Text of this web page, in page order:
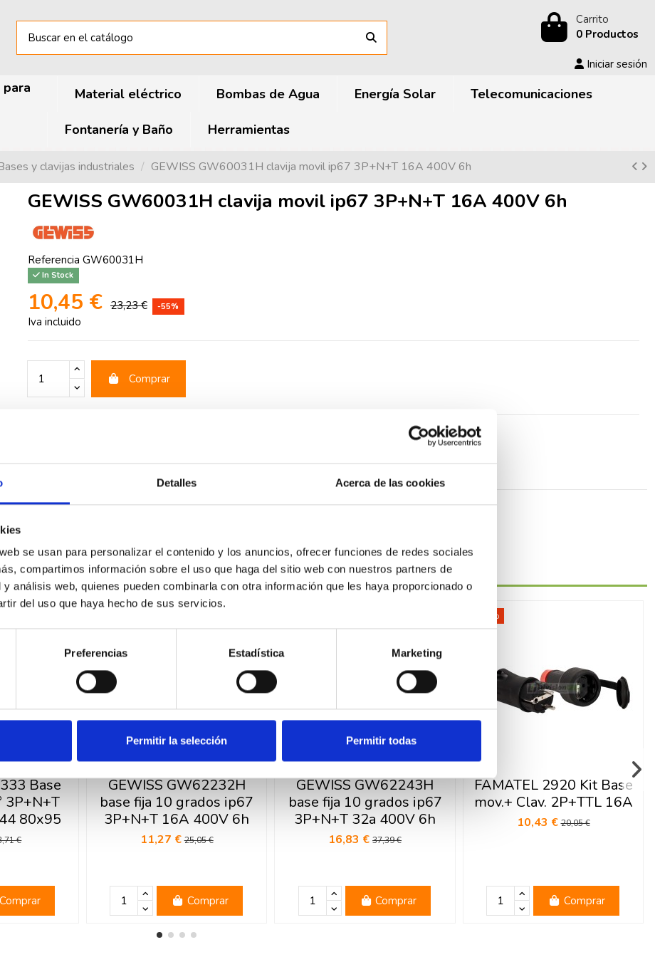
Detalles Acerca de las cookies
se usan para personalizar el contenido y los anuncios, ofrecer funciones de redes sociales
compartimos información sobre el uso que haga del sitio web con nuestros partners de
análisis web, quienes pueden combinarla con otra información que les haya proporcionado o
del uso que haya hecho de sus servicios.
Preferencias Estadística Marketing
Permitir la selección Permitir todas
Carrito
0 Productos
Iniciar sesión
para Material eléctrico Bombas de Agua Energía Solar Telecomunicaciones
Fontanería y Baño Herramientas
y clavijas industriales GEWISS GW60031H clavija movil ip67 3P+N+T 16A 400V 6h
GEWISS GW60031H clavija movil ip67 3P+N+T 16A 400V 6h
Referencia GW60031H
In Stock
10,45 € 23,23 € -55%
Iva incluido
Comprar
Base
3P+N+T
80x95
€
Comprar
GEWISS GW62232H
base fija 10 grados ip67
3P+N+T 16A 400V 6h
11,27 €25,05 €
Comprar
GEWISS GW62243H
base fija 10 grados ip67
3P+N+T 32a 400V 6h
16,83 €37,39 €
Comprar
-48%
FAMATEL 2920 Kit Base
mov.+ Clav. 2P+TTL 16A
10,43 €20,05 €
Comprar